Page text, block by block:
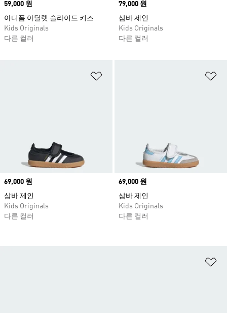
Price
59,000 원
아디폼 아딜렛 슬라이드 키즈
Kids Originals
다른 컬러
Price
79,000 원
삼바 제인
Kids Originals
다른 컬러
Price
69,000 원
삼바 제인
Kids Originals
다른 컬러
Price
69,000 원
삼바 제인
Kids Originals
다른 컬러